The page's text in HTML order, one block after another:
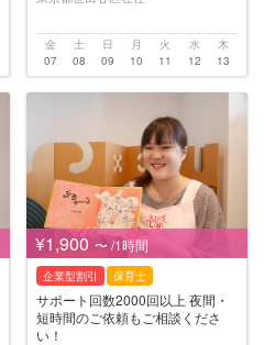
金
07
土
08
日
09
月
10
火
11
水
12
木
13
¥1,900 〜 /1時間
企業型割引 保育士
サポート回数2000回以上 夜間・
短時間のご依頼もご相談くださ
い！